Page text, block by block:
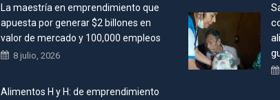
La maestría en emprendimiento que
apuesta por generar $2 billones en
valor de mercado y 100,000 empleos
8 julio, 2026
Alimentos H y H: de emprendimiento